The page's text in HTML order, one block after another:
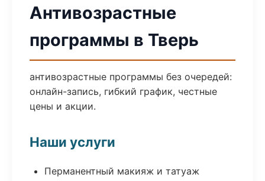
Антивозрастные
программы в Тверь
антивозрастные программы без очередей:
онлайн-запись, гибкий график, честные
цены и акции.
Наши услуги
Перманентный макияж и татуаж